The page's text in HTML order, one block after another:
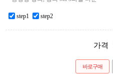
step1 step2
가격
바로구매